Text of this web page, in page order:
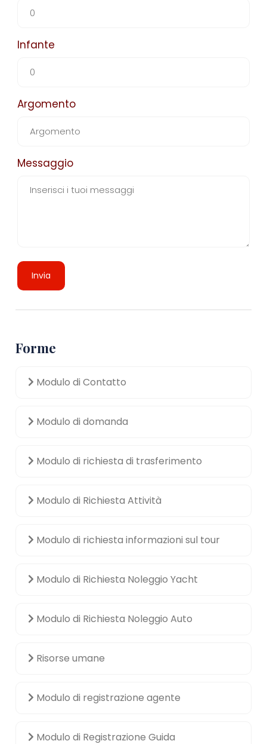
Infante
Argomento
Messaggio
Invia
Forme
Modulo di Contatto
Modulo di domanda
Modulo di richiesta di trasferimento
Modulo di Richiesta Attività
Modulo di richiesta informazioni sul tour
Modulo di Richiesta Noleggio Yacht
Modulo di Richiesta Noleggio Auto
Risorse umane
Modulo di registrazione agente
Modulo di Registrazione Guida